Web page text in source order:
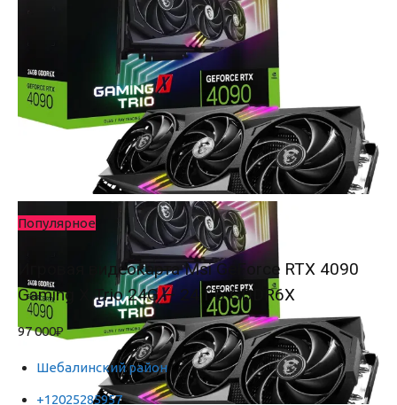
Популярное
Игровая видеокарта Msi GeForce RTX 4090
Gaming X Trio 24G — 24 ГБ GDDR6X
97 000₽
Шебалинский район
+12025285957